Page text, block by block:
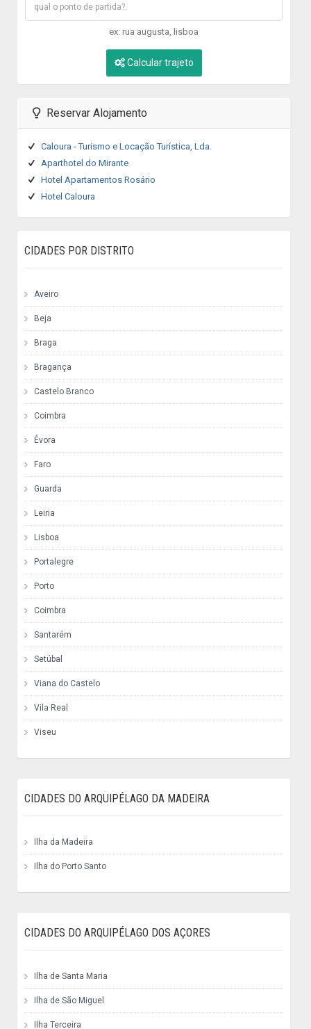
ex: rua augusta, lisboa
Calcular trajeto
Reservar Alojamento
Caloura - Turismo e Locação Turística, Lda.
Aparthotel do Mirante
Hotel Apartamentos Rosário
Hotel Caloura
CIDADES POR DISTRITO
Aveiro
Beja
Braga
Bragança
Castelo Branco
Coimbra
Évora
Faro
Guarda
Leiria
Lisboa
Portalegre
Porto
Coimbra
Santarém
Setúbal
Viana do Castelo
Vila Real
Viseu
CIDADES DO ARQUIPÉLAGO DA MADEIRA
Ilha da Madeira
Ilha do Porto Santo
CIDADES DO ARQUIPÉLAGO DOS AÇORES
Ilha de Santa Maria
Ilha de São Miguel
Ilha Terceira